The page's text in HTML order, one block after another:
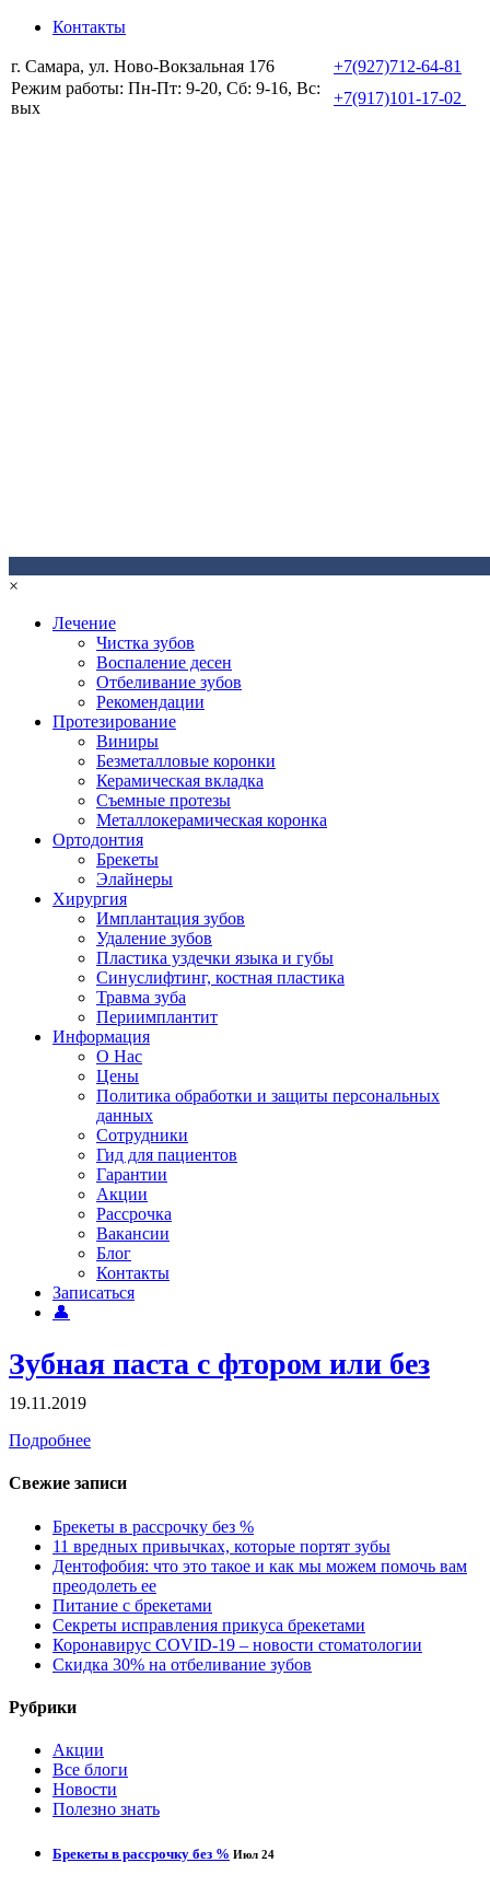
Контакты
г. Самара, ул. Ново-Вокзальная 176
+7(927)712-64-81
Режим работы: Пн-Пт: 9-20, Сб: 9-16, Вс:
вых
+7(917)101-17-02
×
Лечение
Чистка зубов
Воспаление десен
Отбеливание зубов
Рекомендации
Протезирование
Виниры
Безметалловые коронки
Керамическая вкладка
Съемные протезы
Металлокерамическая коронка
Ортодонтия
Брекеты
Элайнеры
Хирургия
Имплантация зубов
Удаление зубов
Пластика уздечки языка и губы
Синуслифтинг, костная пластика
Травма зуба
Периимплантит
Информация
О Нас
Цены
Политика обработки и защиты персональных
данных
Сотрудники
Гид для пациентов
Гарантии
Акции
Рассрочка
Вакансии
Блог
Контакты
Записаться
👤
Зубная паста с фтором или без
19.11.2019
Подробнее
Свежие записи
Брекеты в рассрочку без %
11 вредных привычках, которые портят зубы
Дентофобия: что это такое и как мы можем помочь вам
преодолеть ее
Питание с брекетами
Секреты исправления прикуса брекетами
Коронавирус COVID-19 – новости стоматологии
Скидка 30% на отбеливание зубов
Рубрики
Акции
Все блоги
Новости
Полезно знать
Брекеты в рассрочку без % Июл 24